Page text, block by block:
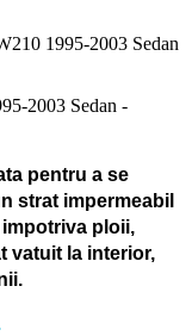
2003 Sedan -
pentru a se
strat impermeabil
impotriva ploii,
vatuit la interior,